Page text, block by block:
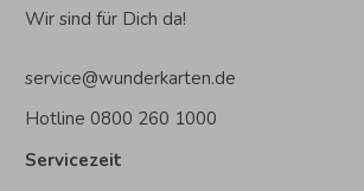
Wir sind für Dich da!
service@wunderkarten.de
Hotline 0800 260 1000
Servicezeit